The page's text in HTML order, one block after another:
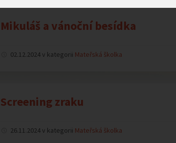
Mikuláš a vánoční besídka
02.12.2024 v kategorii Mateřská školka
Screening zraku
26.11.2024 v kategorii Mateřská školka